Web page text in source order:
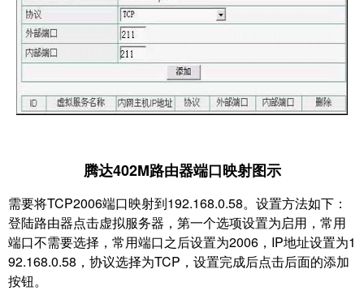
腾达402M路由器端口映射图示
需要将TCP2006端口映射到192.168.0.58。设置方法如下：
登陆路由器点击虚拟服务器，第一个选项设置为启用，常用
端口不需要选择，常用端口之后设置为2006，IP地址设置为1
92.168.0.58 ，协议选择为TCP，设置完成后点击后面的添加
按钮。